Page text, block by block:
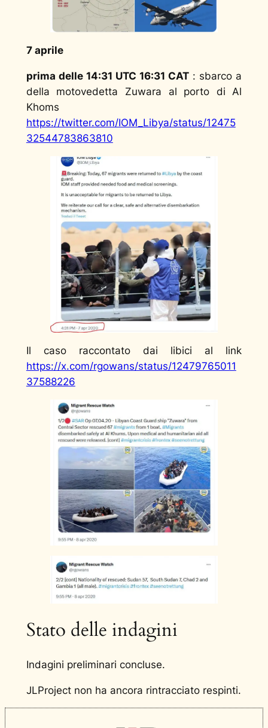
7 aprile
prima delle 14:31 UTC 16:31 CAT : sbarco a
della motovedetta Zuwara al porto di Al
Khoms
https://twitter.com/IOM_Libya/status/12475
32544783863810
Il caso raccontato dai libici al link
https://x.com/rgowans/status/12479765011
37588226
Stato delle indagini
Indagini preliminari concluse.
JLProject non ha ancora rintracciato respinti.